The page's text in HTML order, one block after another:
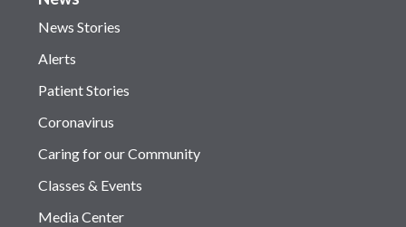
News Stories
Alerts
Patient Stories
Coronavirus
Caring for our Community
Classes & Events
Media Center